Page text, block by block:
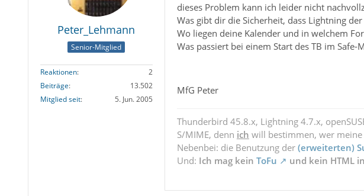
Peter_Lehmann
Senior-Mitglied
Reaktionen
2
Beiträge
13.502
Mitglied seit
5. Jun. 2005
dieses Problem kann ich leider nicht
Was gibt dir die Sicherheit, dass Lightning
Wo liegen deine Kalender und in welchem
Was passiert bei einem Start des TB im Safe-
MfG Peter
Thunderbird 45.8.x, Lightning 4.7.x,
S/MIME, denn ich will bestimmen, wer meine
Nebenbei: die Benutzung der (erweiterten)
Und: Ich mag kein ToFu und kein HTML